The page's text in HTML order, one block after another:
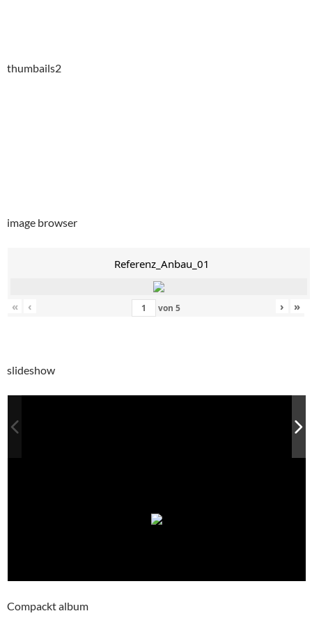
thumbails2
image browser
Referenz_Anbau_01
« ‹ von 5 › »
slideshow
Compackt album